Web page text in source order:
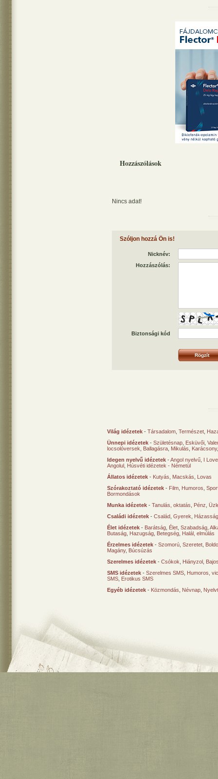
Hozzászólások
Nincs adat!
Szóljon hozzá Ön is!
Nicknév:
Hozzászólás:
Biztonsági kód
Világ idézetek - Társadalom Természet
Ünnepi idézetek - Születésnap Esküvői
locsolóversek
Ballagásra Mikulás Karácsony
Idegen nyelvű idézetek -Angol nyelvű I
Angolul Húsvéti idézetek - Németül
Állatos idézetek - Kutyás Macskás
Lovas
Szórakoztató idézetek - Film Humoros
Bormondások
Munka idézetek - Tanulás, oktatás Pénz
Családi idézetek - Család Gyerek
Élet idézetek - Barátság Élet Szabadság
Butaság Hazugság Betegség Halál, elmúlás
Érzelmes idézetek - Szomorú Szeretet
Magány, Búcsúzás
Szerelmes idézetek - Csókok Hiányzol
SMS idézetek - Szerelmes SMS Humoros,
SMS Erotikus SMS
Egyéb idézetek - Közmondás Névnap